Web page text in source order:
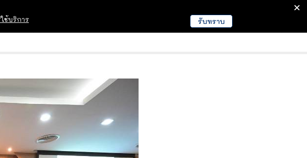
EDUCATION NEWS
ช้บริการ รับทราบ